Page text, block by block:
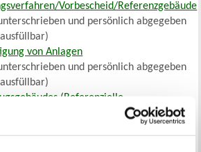
Vorbescheid/Referenzgebäude
und persönlich abgegeben
von Anlagen
und persönlich abgegeben
(Referenzielle
und persönlich abgegeben